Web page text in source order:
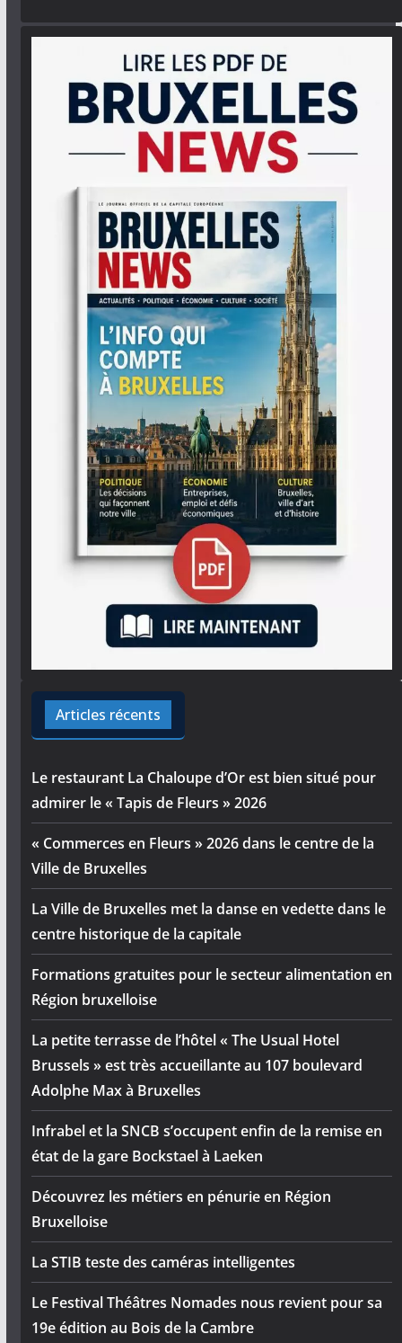
Articles récents
Le restaurant La Chaloupe d’Or est bien situé pour
admirer le « Tapis de Fleurs » 2026
« Commerces en Fleurs » 2026 dans le centre de la
Ville de Bruxelles
La Ville de Bruxelles met la danse en vedette dans le
centre historique de la capitale
Formations gratuites pour le secteur alimentation en
Région bruxelloise
La petite terrasse de l’hôtel « The Usual Hotel
Brussels » est très accueillante au 107 boulevard
Adolphe Max à Bruxelles
Infrabel et la SNCB s’occupent enfin de la remise en
état de la gare Bockstael à Laeken
Découvrez les métiers en pénurie en Région
Bruxelloise
La STIB teste des caméras intelligentes
Le Festival Théâtres Nomades nous revient pour sa
19e édition au Bois de la Cambre